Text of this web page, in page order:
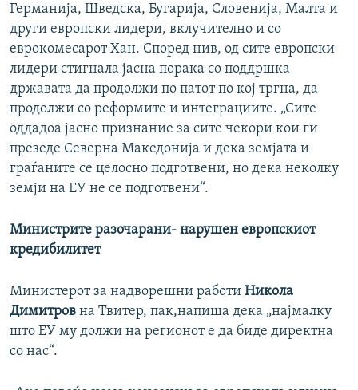
Германија, Шведска, Бугарија, Словенија, Малта и
други европски лидери, вклучително и со
еврокомесарот Хан. Според нив, од сите европски
лидери стигнала јасна порака со поддршка
државата да продолжи по патот по кој тргна, да
продолжи со реформите и интеграциите. „Сите
оддадоа јасно признание за сите чекори кои ги
презеде Северна Македонија и дека земјата и
граѓаните се целосно подготвени, но дека неколку
земји на ЕУ не се подготвени“.
Министрите разочарани- нарушен европскиот
кредибилитет
Министерот за надворешни работи Никола
Димитров на Твитер, пак,напиша дека „најмалку
што ЕУ му должи на регионот е да биде директна
со нас“.